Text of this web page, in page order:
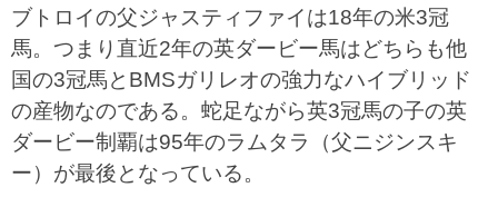
ブトロイの父ジャスティファイは18年の米3冠
馬。つまり直近2年の英ダービー馬はどちらも他
国の3冠馬とBMSガリレオの強力なハイブリッド
の産物なのである。蛇足ながら英3冠馬の子の英
ダービー制覇は95年のラムタラ（父ニジンスキ
ー）が最後となっている。